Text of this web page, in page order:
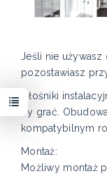
Jeśli nie
pozostawiasz
Głośniki
by grać.
kompatybilnym
Montaż:
Możliwy montaż